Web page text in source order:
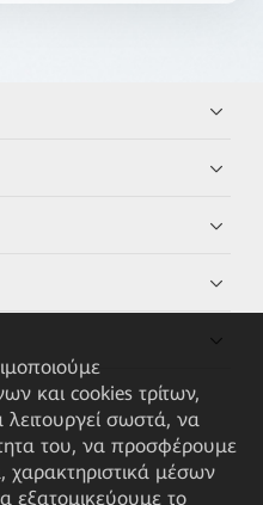
και cookies τρίτων,
λειτουργεί σωστά, να
του, να προσφέρουμε
χαρακτηριστικά μέσων
εξατομικεύουμε το